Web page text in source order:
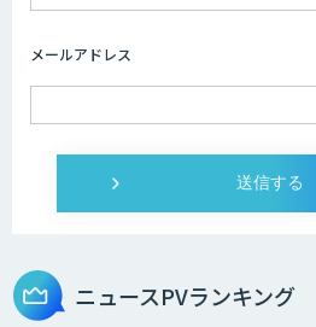
AIコール
imprai
メールアドレス
ニュースPVランキング